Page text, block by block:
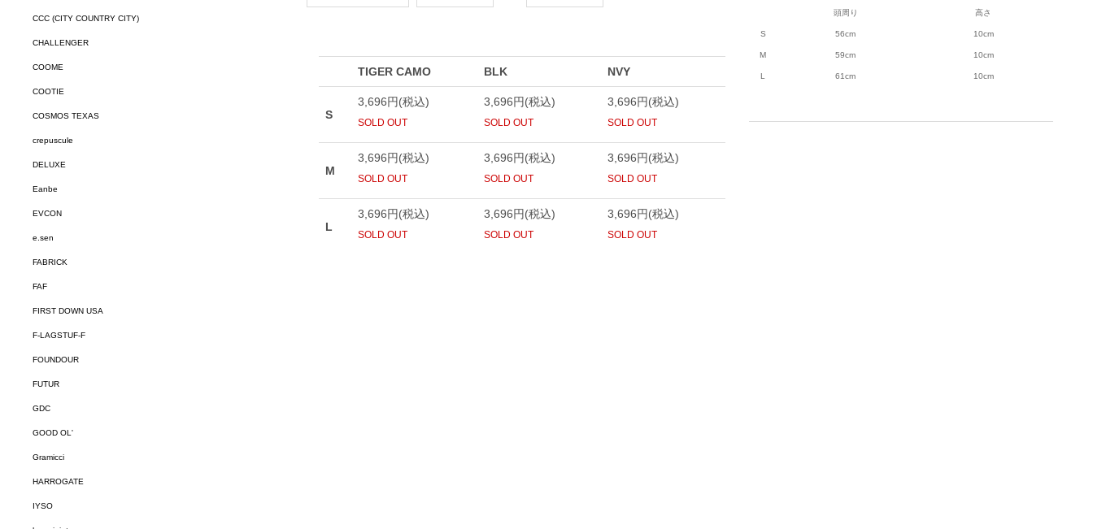
頭周り 高さ
S 56cm 10cm
M 59cm 10cm
L 61cm 10cm
CCC (CITY COUNTRY CITY)
CHALLENGER
COOME
COOTIE
COSMOS TEXAS
crepuscule
DELUXE
Eanbe
EVCON
e.sen
FABRICK
FAF
FIRST DOWN USA
F-LAGSTUF-F
FOUNDOUR
FUTUR
GDC
GOOD OL'
Gramicci
HARROGATE
IYSO